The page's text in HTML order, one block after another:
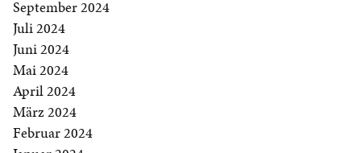
September 2024
Juli 2024
Juni 2024
Mai 2024
April 2024
März 2024
Februar 2024